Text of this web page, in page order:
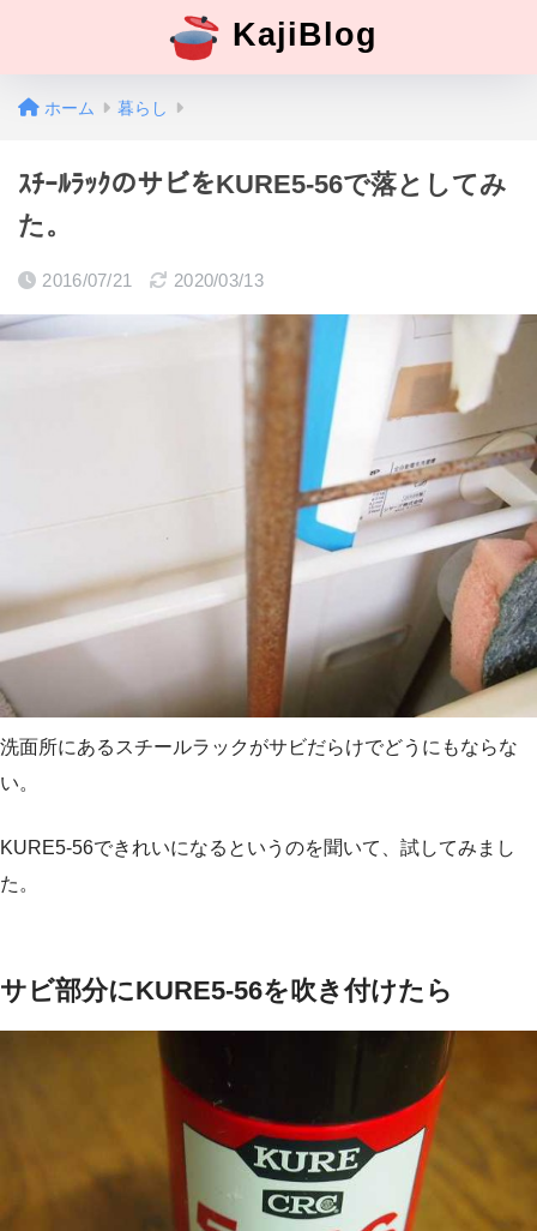
KajiBlog
ホーム 暮らし
ｽﾁｰﾙﾗｯｸのサビをKURE5-56で落としてみ
た。
2016/07/21 2020/03/13
洗面所にあるスチールラックがサビだらけでどうにもならな
い。
KURE5-56できれいになるというのを聞いて、試してみまし
た。
サビ部分にKURE5-56を吹き付けたら